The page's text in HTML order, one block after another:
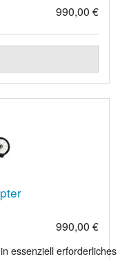
990,00 €
990,00 €
essenziell erforderliches